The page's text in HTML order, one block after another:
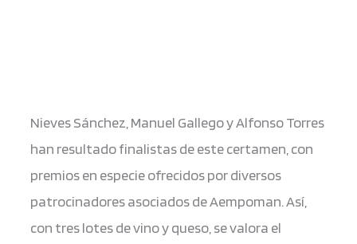
Nieves Sánchez, Manuel Gallego y Alfonso Torres
han resultado finalistas de este certamen, con
premios en especie ofrecidos por diversos
patrocinadores asociados de Aempoman. Así,
con tres lotes de vino y queso, se valora el